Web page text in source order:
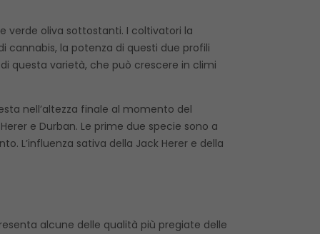
verde oliva sottostanti. I coltivatori la
cannabis, la potenza di questi due profili
questa varietà, che può crescere in climi
nell’altezza finale al momento del
e Durban. Le prime due specie sono a
L’influenza sativa della Jack Herer e della
alcune delle qualità più pregiate delle